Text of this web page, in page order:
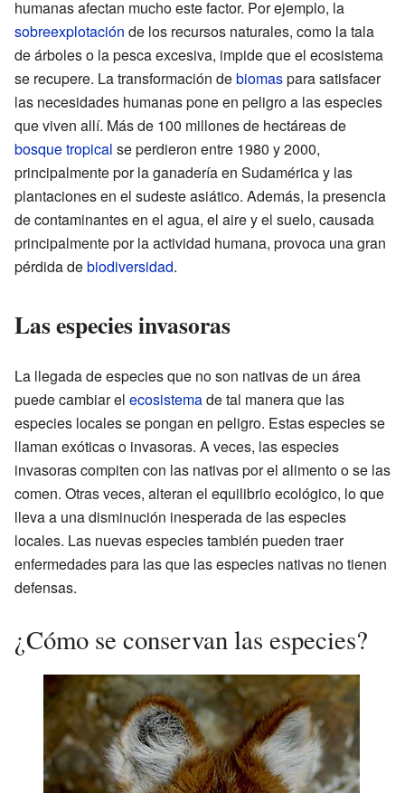
humanas afectan mucho este factor. Por ejemplo, la
sobreexplotación de los recursos naturales, como la tala
de árboles o la pesca excesiva, impide que el ecosistema
se recupere. La transformación debiomaspara satisfacer
las necesidades humanas pone en peligro a las especies
que viven allí. Más de 100 millones de hectáreas de
bosque tropical se perdieron entre 1980 y 2000,
principalmente por la ganadería en Sudamérica y las
plantaciones en el sudeste asiático. Además, la presencia
de contaminantes en el agua, el aire y el suelo, causada
principalmente por la actividad humana, provoca una gran
pérdida debiodiversidad.
Las especies invasoras
La llegada de especies que no son nativas de un área
puede cambiar el ecosistemade tal manera que las
especies locales se pongan en peligro. Estas especies se
llaman exóticas o invasoras. A veces, las especies
invasoras compiten con las nativas por el alimento o se las
comen. Otras veces, alteran el equilibrio ecológico, lo que
lleva a una disminución inesperada de las especies
locales. Las nuevas especies también pueden traer
enfermedades para las que las especies nativas no tienen
defensas.
¿Cómo se conservan las especies?